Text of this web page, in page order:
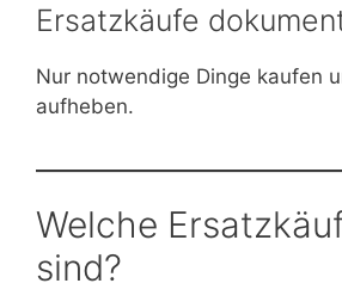
Ersatzkäufe
Nur notwendige Dinge kaufen
aufheben.
Welche
sind?